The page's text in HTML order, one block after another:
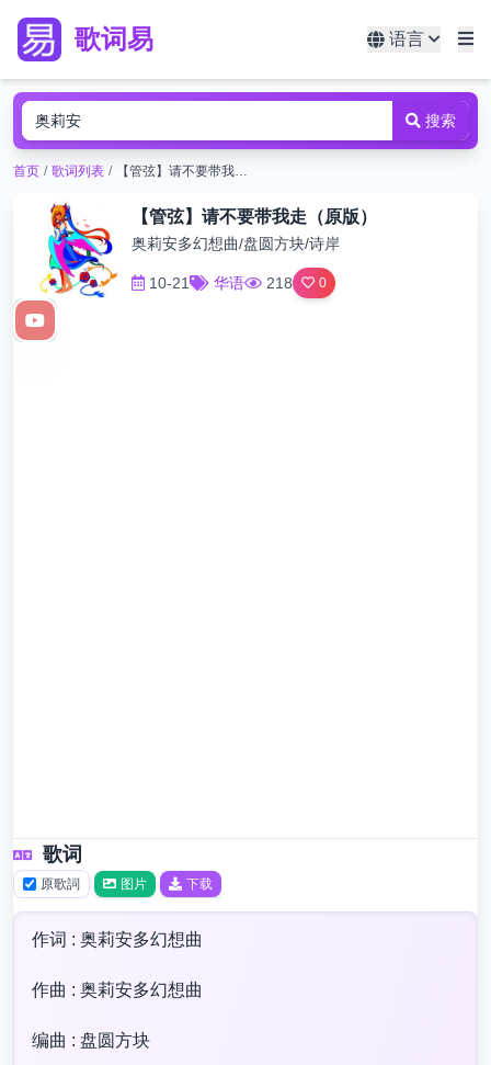
歌词易 语言
搜索
首页 / 歌词列表 / 【管弦】请不要带我走（原版）
【管弦】请不要带我走（原版）
奥莉安多幻想曲/盘圆方块/诗岸
10-21 华语 218 0
歌词
原歌詞 图片 下载
作词 : 奥莉安多幻想曲
作曲 : 奥莉安多幻想曲
编曲 : 盘圆方块